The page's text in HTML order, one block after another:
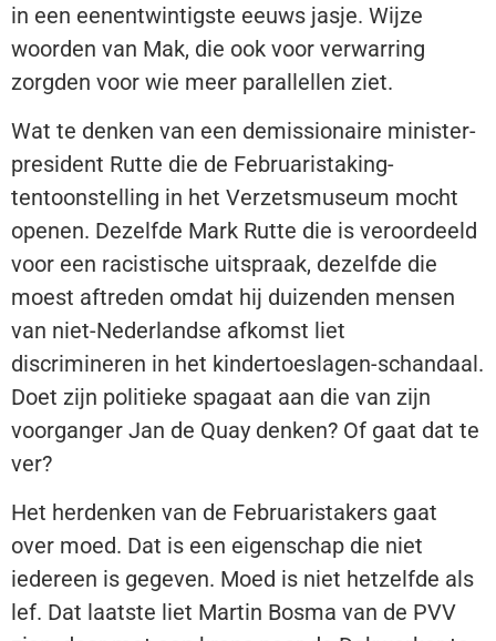
in een eenentwintigste eeuws jasje. Wijze
woorden van Mak, die ook voor verwarring
zorgden voor wie meer parallellen ziet.
Wat te denken van een demissionaire minister-
president Rutte die de Februaristaking-
tentoonstelling in het Verzetsmuseum mocht
openen. Dezelfde Mark Rutte die is veroordeeld
voor een racistische uitspraak, dezelfde die
moest aftreden omdat hij duizenden mensen
van niet-Nederlandse afkomst liet
discrimineren in het kindertoeslagen-schandaal.
Doet zijn politieke spagaat aan die van zijn
voorganger Jan de Quay denken? Of gaat dat te
ver?
Het herdenken van de Februaristakers gaat
over moed. Dat is een eigenschap die niet
iedereen is gegeven. Moed is niet hetzelfde als
lef. Dat laatste liet Martin Bosma van de PVV